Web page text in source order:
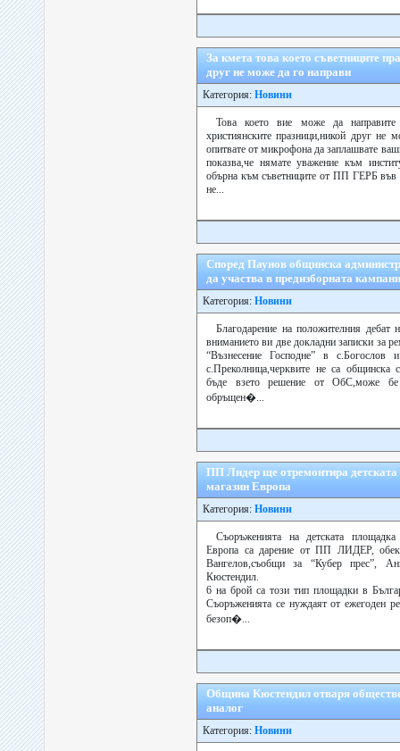
За кмета това което съветниците
друг не може да го направи
Категория: Новини
Това което вие може да
християнските празници,никой друг не
опитвате от микрофона да заплашвате
показва,че нямате уважение към
обърна към съветниците от ПП ГЕРБ във
не...
Според Паунов общинска
да участва в предизборната
Категория: Новини
Благодарение на положителния
вниманието ви две докладни записки за
“Възнесение Господне” в
с.Преколница,черквите не са общинска
бъде взето решение от ОбС,може
обръщен�...
ПП Лидер ще отремонтира
магазин Европа
Категория: Новини
Съоръженията на детската
Европа са дарение от ПП ЛИДЕР,
Вангелов,съобщи за “Кубер прес”,
Кюстендил.
6 на брой са този тип площадки в
Съоръженията се нуждаят от ежегоден
безоп�...
Община Кюстендил отваря
аналог
Категория: Новини